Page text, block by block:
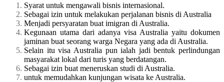
Syarat untuk mengawali bisnis internasional.
Sebagai izin untuk melakukan perjalanan bisnis di Australia
Menjadi persyaratan buat imigran di Australia.
Kegunaan utama dari adanya visa Australia yaitu dokumen
jaminan buat seorang warga Negara yang ada di Australia.
Selain itu visa Australia pun ialah jadi bentuk perlindungan
masyarakat lokal dari turis yang berdatangan.
Sebagai izin buat meneruskan studi di Australia.
untuk memudahkan kunjungan wisata ke Australia.